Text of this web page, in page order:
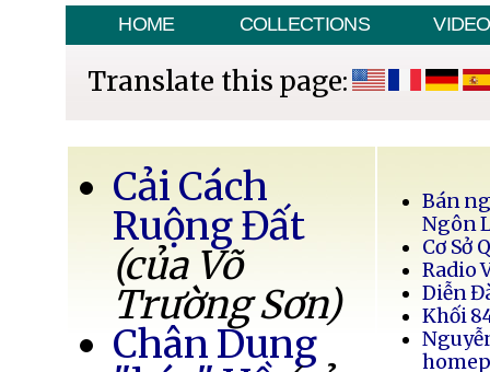
HOME COLLECTIONS VIDEO
Translate this page:
Cải Cách
Ruộng Đất
(của Võ
Trường Sơn)
Chân Dung
Bán
Ngôn
Cơ Sở
Radio
Diễn
Khối